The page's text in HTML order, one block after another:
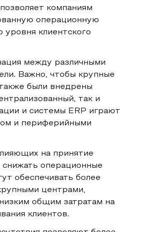
компаниям
операционную
клиентского
между различными
Важно, чтобы крупные
были внедрены
так и
и системы ERP играют
и периферийными
на принятие
операционные
обеспечивать более
центрами,
общим затратам на
клиентов.